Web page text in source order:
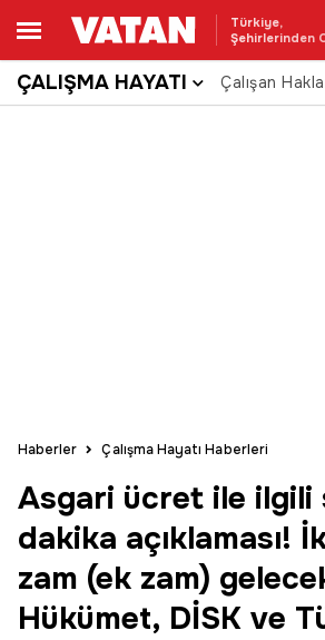
Türkiye,
Şehirlerinden
ÇALIŞMA HAYATI Çalışan
Haberler Çalışma Hayatı Haberleri
Asgari ücret ile ilgili
dakika açıklaması!
zam (ek zam)
Hükümet, DİSK ve